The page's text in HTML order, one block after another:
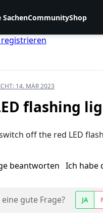
SachenCommunityShop
registrieren
14. MÄR 2023
flashing
off the red LED
beantworten Ich habe
gute Frage? JA